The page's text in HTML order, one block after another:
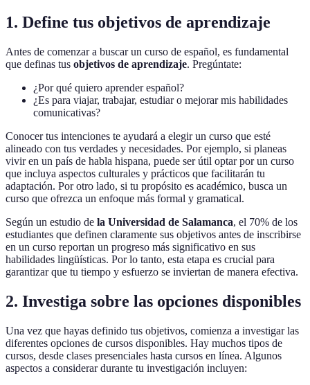
1. Define tus objetivos de aprendizaje
Antes de comenzar a buscar un curso de español, es fundamental
que definas tus objetivos de aprendizaje. Pregúntate:
¿Por qué quiero aprender español?
¿Es para viajar, trabajar, estudiar o mejorar mis habilidades
comunicativas?
Conocer tus intenciones te ayudará a elegir un curso que esté
alineado con tus verdades y necesidades. Por ejemplo, si planeas
vivir en un país de habla hispana, puede ser útil optar por un curso
que incluya aspectos culturales y prácticos que facilitarán tu
adaptación. Por otro lado, si tu propósito es académico, busca un
curso que ofrezca un enfoque más formal y gramatical.
Según un estudio de la Universidad de Salamanca, el 70% de los
estudiantes que definen claramente sus objetivos antes de inscribirse
en un curso reportan un progreso más significativo en sus
habilidades lingüísticas. Por lo tanto, esta etapa es crucial para
garantizar que tu tiempo y esfuerzo se inviertan de manera efectiva.
2. Investiga sobre las opciones disponibles
Una vez que hayas definido tus objetivos, comienza a investigar las
diferentes opciones de cursos disponibles. Hay muchos tipos de
cursos, desde clases presenciales hasta cursos en línea. Algunos
aspectos a considerar durante tu investigación incluyen: